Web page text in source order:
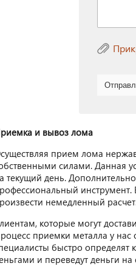
и вывоз лома
прием лома
силами. Данная
текущий день.
немедленный
которые могут
приемки металла у нас
быстро определят
и переведут деньги